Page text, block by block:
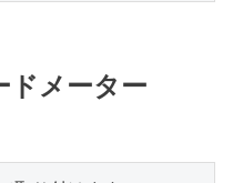
ドメーター